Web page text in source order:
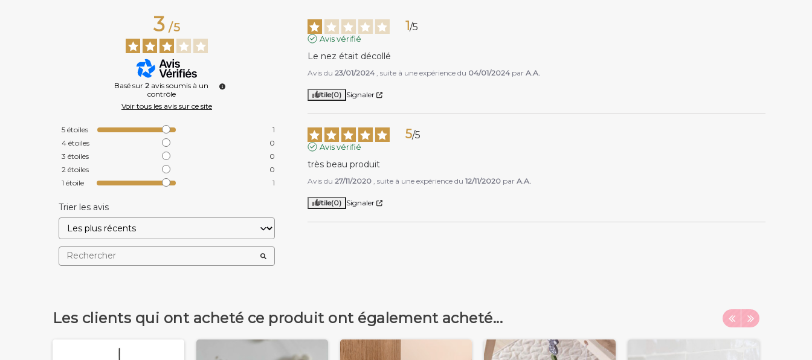
3/5
Basé sur 2 avis soumis à un
contrôle
Voir tous les avis sur ce site
5 étoiles
1
4 étoiles
0
3 étoiles
0
2 étoiles
0
1 étoile 1
Trier les avis
1/5
Avis vérifié
Le nez était décollé
Avis du 23/01/2024 , suite à une expérience du 04/01/2024 par A.A.
Utile(0) Signaler
5/5
Avis vérifié
très beau produit
Avis du 27/11/2020 , suite à une expérience du 12/11/2020 par A.A.
Utile(0) Signaler
Les clients qui ont acheté ce produit ont également acheté...